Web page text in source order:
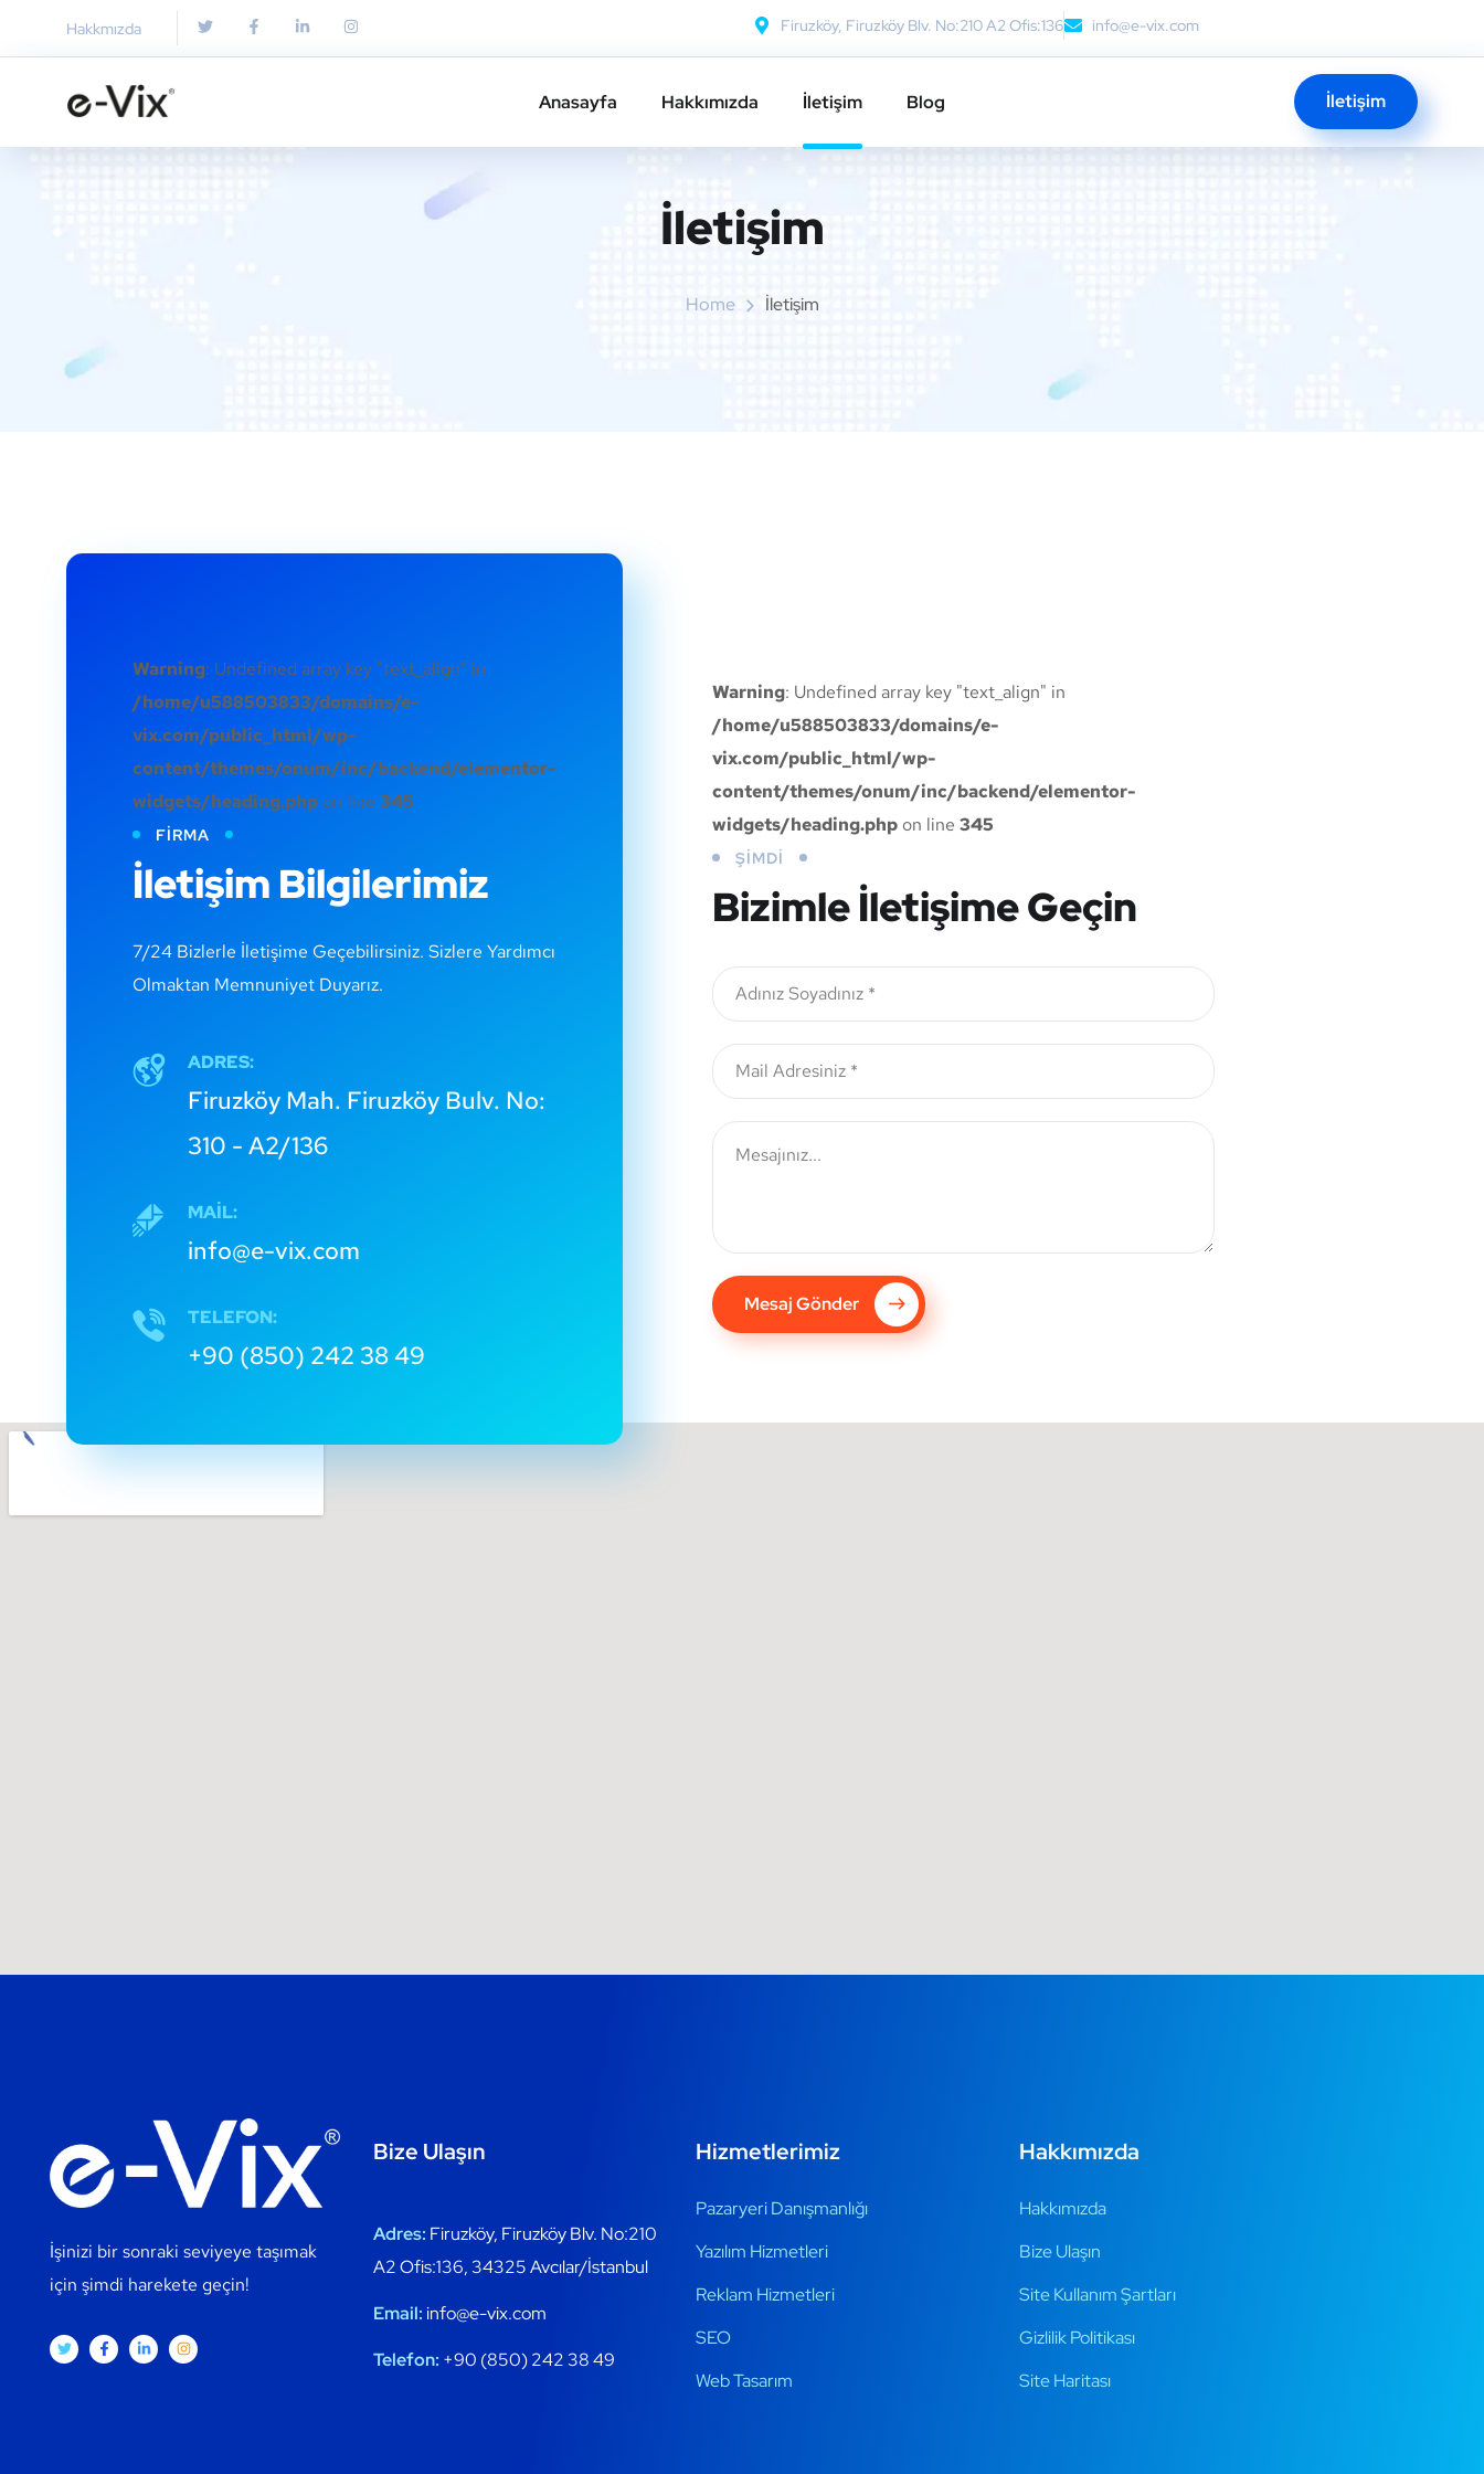
Hakkmızda Firuzköy, Firuzköy Blv. No:210 A2 Ofis:136 info@e-vix.com
Anasayfa Hakkımızda İletişim Blog İletişim
İletişim
Home İletişim
Warning: Undefined array key "text_align" in
/home/u588503833/domains/e-
vix.com/public_html/wp-
content/themes/onum/inc/backend/elementor-
widgets/heading.php on line 345
FIRMA
İletişim Bilgilerimiz
7/24 Bizlerle İletişime Geçebilirsiniz. Sizlere Yardımcı
Olmaktan Memnuniyet Duyarız.
ADRES:
Firuzköy Mah. Firuzköy Bulv. No:
310 - A2/136
MAIL:
info@e-vix.com
TELEFON:
+90 (850) 242 38 49
Warning: Undefined array key "text_align" in
/home/u588503833/domains/e-
vix.com/public_html/wp-
content/themes/onum/inc/backend/elementor-
widgets/heading.php on line 345
ŞIMDI
Bizimle İletişime Geçin
Mesaj Gönder
İşinizi bir sonraki seviyeye taşımak
için şimdi harekete geçin!
Bize Ulaşın
Adres: Firuzköy, Firuzköy Blv. No:210
A2 Ofis:136, 34325 Avcılar/İstanbul
Email:info@e-vix.com
Telefon: +90 (850) 242 38 49
Hizmetlerimiz
Pazaryeri Danışmanlığı
Yazılım Hizmetleri
Reklam Hizmetleri
SEO
Web Tasarım
Hakkımızda
Hakkımızda
Bize Ulaşın
Site Kullanım Şartları
Gizlilik Politikası
Site Haritası